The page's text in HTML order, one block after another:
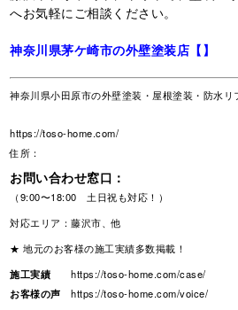
へお気軽にご相談ください。
神奈川県茅ケ崎市の外壁塗装店【】
神奈川県小田原市の外壁塗装・屋根塗装・防水リ
https://toso-home.com/
住所：
お問い合わせ窓口：
（9:00〜18:00 土日祝も対応！）
対応エリア：藤沢市、他
★ 地元のお客様の施工実績多数掲載！
施工実績
https://toso-home.com/case/
お客様の声
https://toso-home.com/voice/